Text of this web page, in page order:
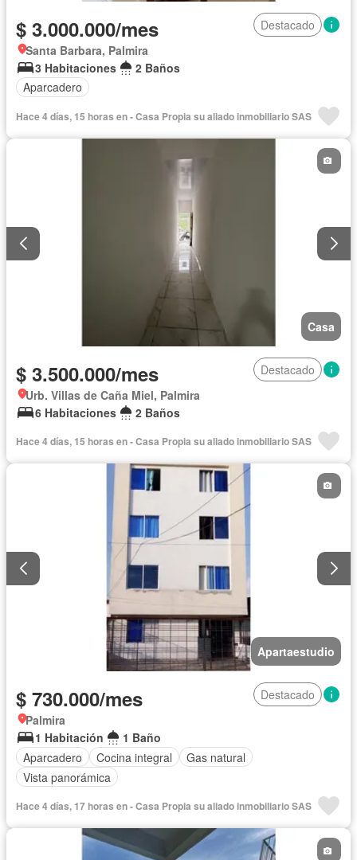
$ 3.000.000/mes
Destacado
Santa Barbara, Palmira
3 Habitaciones
2 Baños
Aparcadero
Hace 4 días, 15 horas en - Casa Propia su aliado inmobiliario SAS
Casa
$ 3.500.000/mes
Destacado
Urb. Villas de Caña Miel, Palmira
6 Habitaciones
2 Baños
Hace 4 días, 15 horas en - Casa Propia su aliado inmobiliario SAS
Apartaestudio
$ 730.000/mes
Destacado
Palmira
1 Habitación
1 Baño
Aparcadero
Cocina integral
Gas natural
Vista panorámica
Hace 4 días, 17 horas en - Casa Propia su aliado inmobiliario SAS